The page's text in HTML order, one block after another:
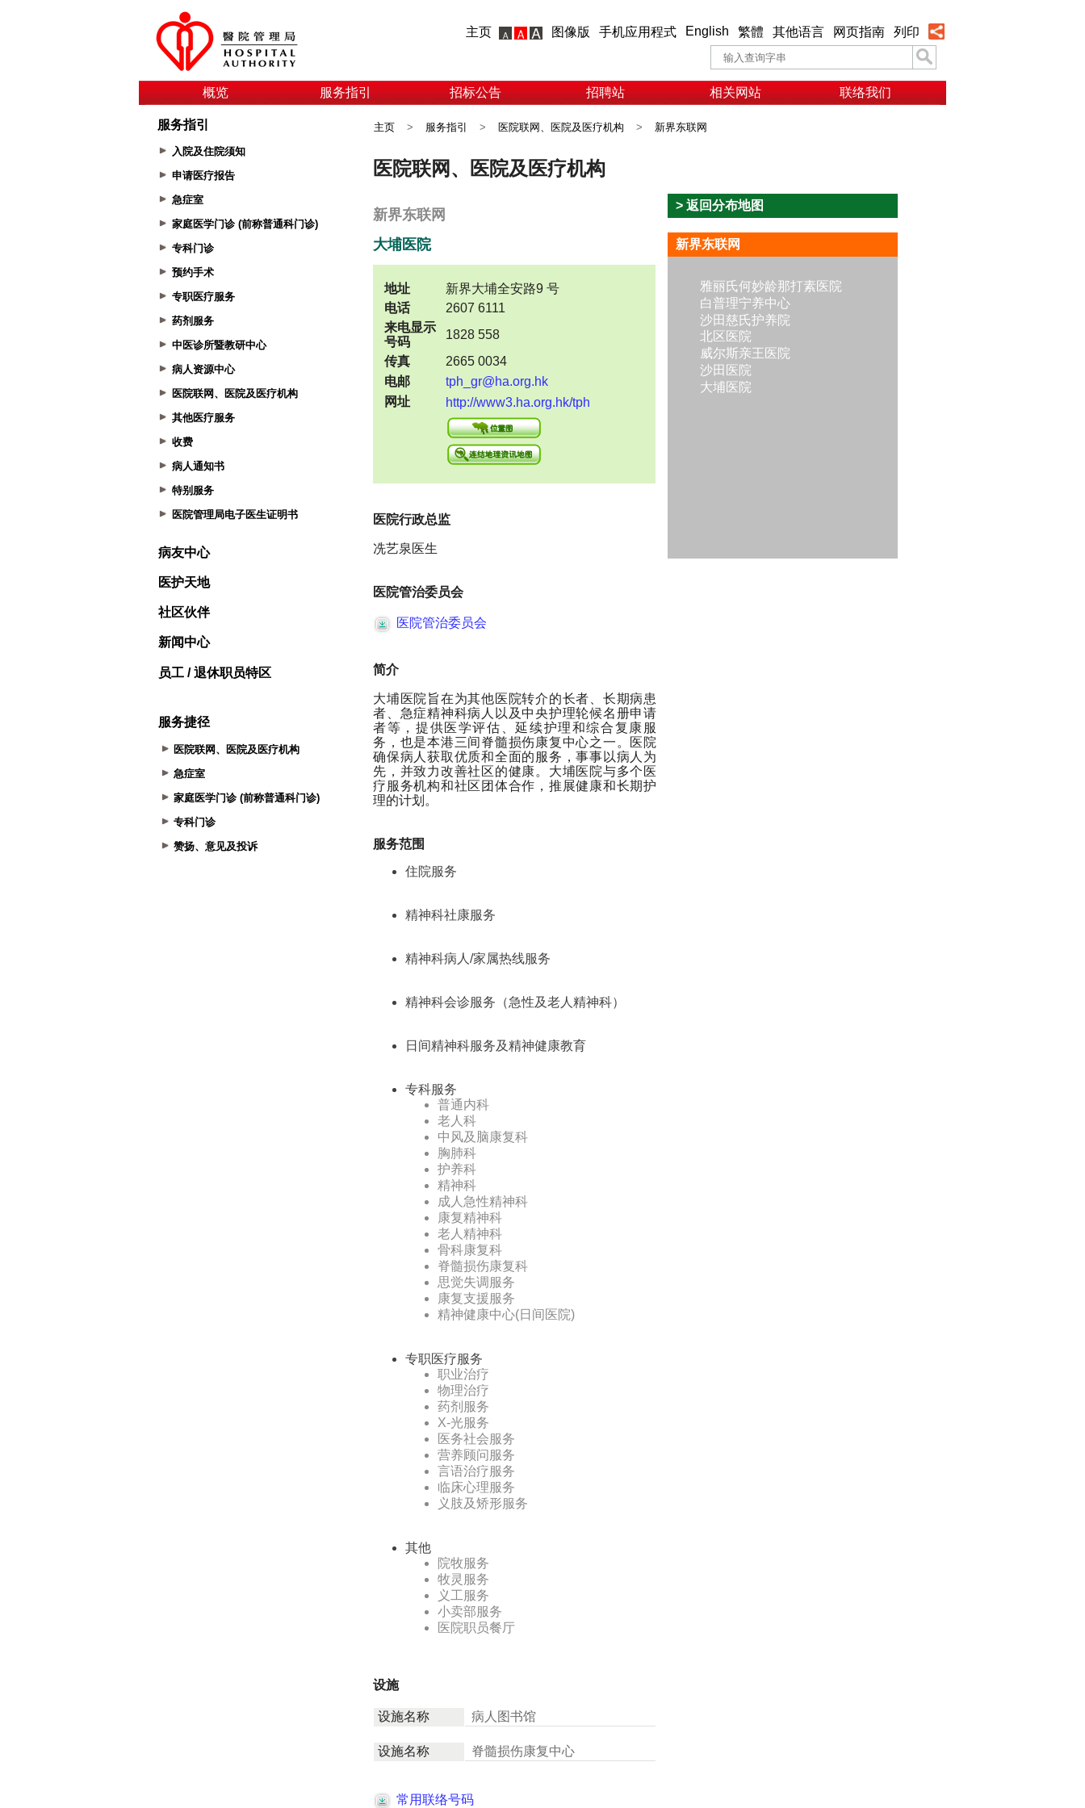
主页 图像版 手机应用程式 English 繁體 其他语言 网页指南 列印
概览 服务指引 招标公告 招聘站 相关网站 联络我们
服务指引
入院及住院须知
申请医疗报告
急症室
家庭医学门诊 (前称普通科门诊)
专科门诊
预约手术
专职医疗服务
药剂服务
中医诊所暨教研中心
病人资源中心
医院联网、医院及医疗机构
其他医疗服务
收费
病人通知书
特别服务
医院管理局电子医生证明书
病友中心
医护天地
社区伙伴
新闻中心
员工 / 退休职员特区
服务捷径
医院联网、医院及医疗机构
急症室
家庭医学门诊 (前称普通科门诊)
专科门诊
赞扬、意见及投诉
主页 > 服务指引 > 医院联网、医院及医疗机构 > 新界东联网